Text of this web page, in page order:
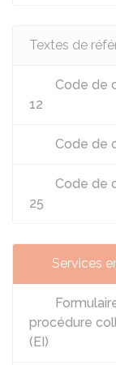
Textes de
Code de
12
Code de
Code de
25
Services
procédure
(EI)